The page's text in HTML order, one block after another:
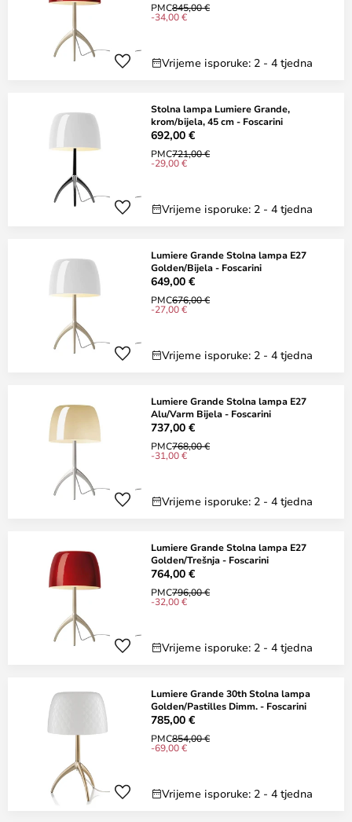
PMC845,00 €
-34,00 €
Vrijeme isporuke: 2 - 4 tjedna
Stolna lampa Lumiere Grande,
krom/bijela, 45 cm - Foscarini
692,00 €
PMC721,00 €
-29,00 €
Vrijeme isporuke: 2 - 4 tjedna
Lumiere Grande Stolna lampa E27
Golden/Bijela - Foscarini
649,00 €
PMC676,00 €
-27,00 €
Vrijeme isporuke: 2 - 4 tjedna
Lumiere Grande Stolna lampa E27
Alu/Varm Bijela - Foscarini
737,00 €
PMC768,00 €
-31,00 €
Vrijeme isporuke: 2 - 4 tjedna
Lumiere Grande Stolna lampa E27
Golden/Trešnja - Foscarini
764,00 €
PMC796,00 €
-32,00 €
Vrijeme isporuke: 2 - 4 tjedna
Lumiere Grande 30th Stolna lampa
Golden/Pastilles Dimm. - Foscarini
785,00 €
PMC854,00 €
-69,00 €
Vrijeme isporuke: 2 - 4 tjedna